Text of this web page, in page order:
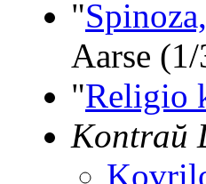
"
Aarse
"Religio
Kontraŭ